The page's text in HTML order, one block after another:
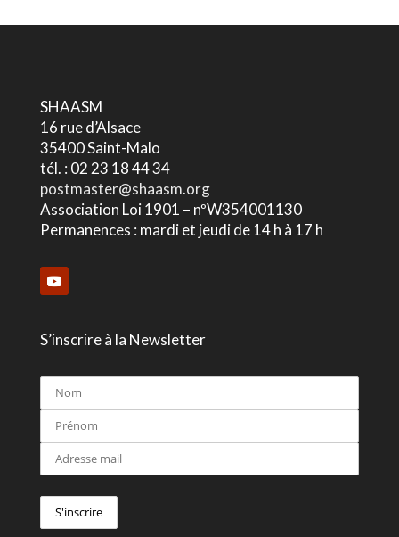
SHAASM
16 rue d’Alsace
35400 Saint-Malo
tél. : 02 23 18 44 34
postmaster@shaasm.org
Association Loi 1901 – nºW354001130
Permanences : mardi et jeudi de 14 h à 17 h
S’inscrire à la Newsletter